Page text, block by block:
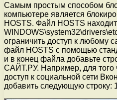
Самым простым способом
компьютере является
HOSTS. Файл HOSTS
ограничить доступ к любому
файл HOSTS с помощью
и в конец файла добавьте
САЙТ.РУ. Например, для того
доступ к социальной сети
добавить следующую строку: